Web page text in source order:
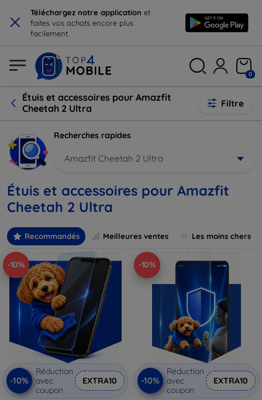
× Téléchargez notre application et
faites vos achats encore plus
facilement.
0
Étuis et accessoires pour Amazfit
Cheetah 2 Ultra
Filtre
Recherches rapides
Amazfit Cheetah 2 Ultra
Étuis et accessoires pour Amazfit
Cheetah 2 Ultra
Recommandés Meilleures ventes Les moins chers
-10%
-10%
Réduction
avec
coupon
EXTRA10
-10%
-10%
Réduction
avec
coupon
EXTRA10